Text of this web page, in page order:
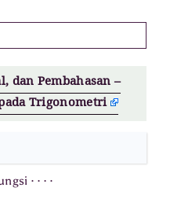
dan Pembahasan –
Trigonometri